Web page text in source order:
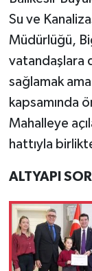
Su ve
Müdürlüğü,
vatandaşlara
sağlamak
kapsamında
Mahalleye
hattıyla
ALTYAPI